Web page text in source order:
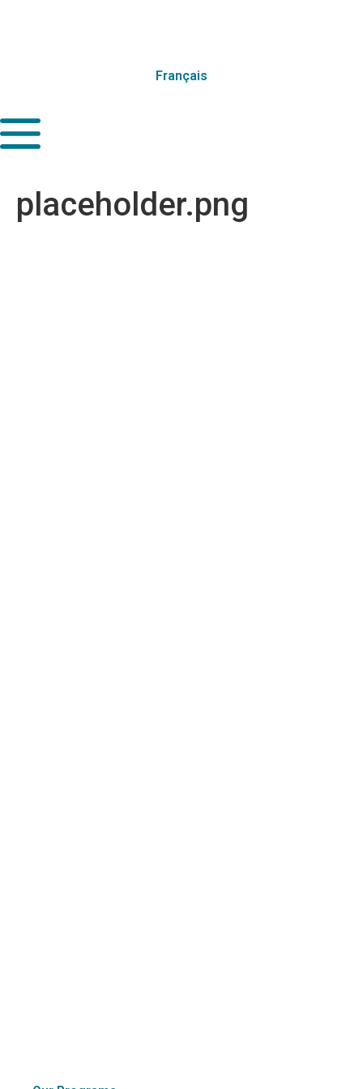
Français
placeholder.png